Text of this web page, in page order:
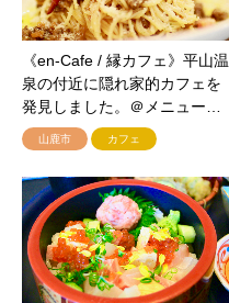
《en-Cafe / 縁カフェ》平山温
泉の付近に隠れ家的カフェを
発見しました。＠メニュー…
山鹿市 カフェ